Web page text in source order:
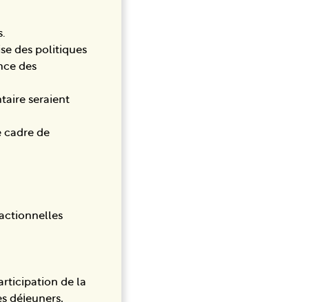
des politiques
des
seraient
cadre de
de la
déjeuners,